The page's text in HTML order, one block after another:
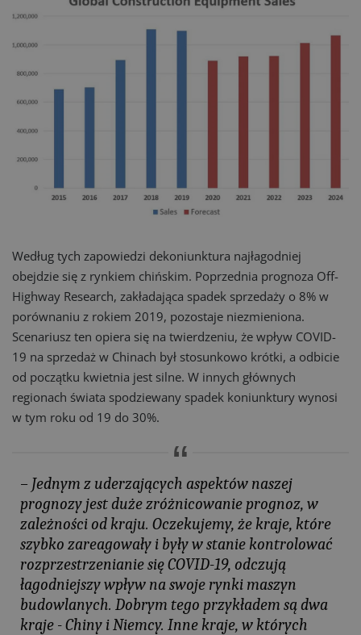
Według tych zapowiedzi dekoniunktura najłagodniej
obejdzie się z rynkiem chińskim. Poprzednia prognoza Off-
Highway Research, zakładająca spadek sprzedaży o 8% w
porównaniu z rokiem 2019, pozostaje niezmieniona.
Scenariusz ten opiera się na twierdzeniu, że wpływ COVID-
19 na sprzedaż w Chinach był stosunkowo krótki, a odbicie
od początku kwietnia jest silne. W innych głównych
regionach świata spodziewany spadek koniunktury wynosi
w tym roku od 19 do 30%.
– Jednym z uderzających aspektów naszej
prognozy jest duże zróżnicowanie prognoz, w
zależności od kraju. Oczekujemy, że kraje, które
szybko zareagowały i były w stanie kontrolować
rozprzestrzenianie się COVID-19, odczują
łagodniejszy wpływ na swoje rynki maszyn
budowlanych. Dobrym tego przykładem są dwa
kraje - Chiny i Niemcy. Inne kraje, w których